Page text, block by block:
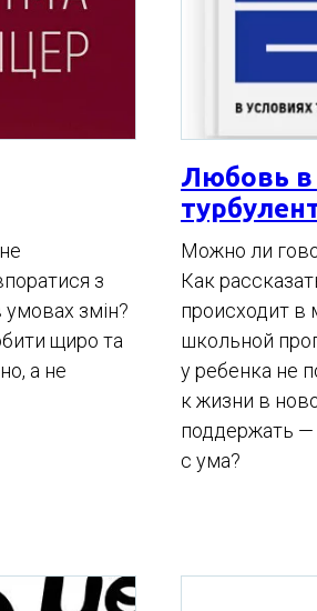
з
змін?
щиро та
а не
Любовь в
Можно ли
Как
происходит в
школьной
у ребенка не
к жизни в
поддержать —
с ума?